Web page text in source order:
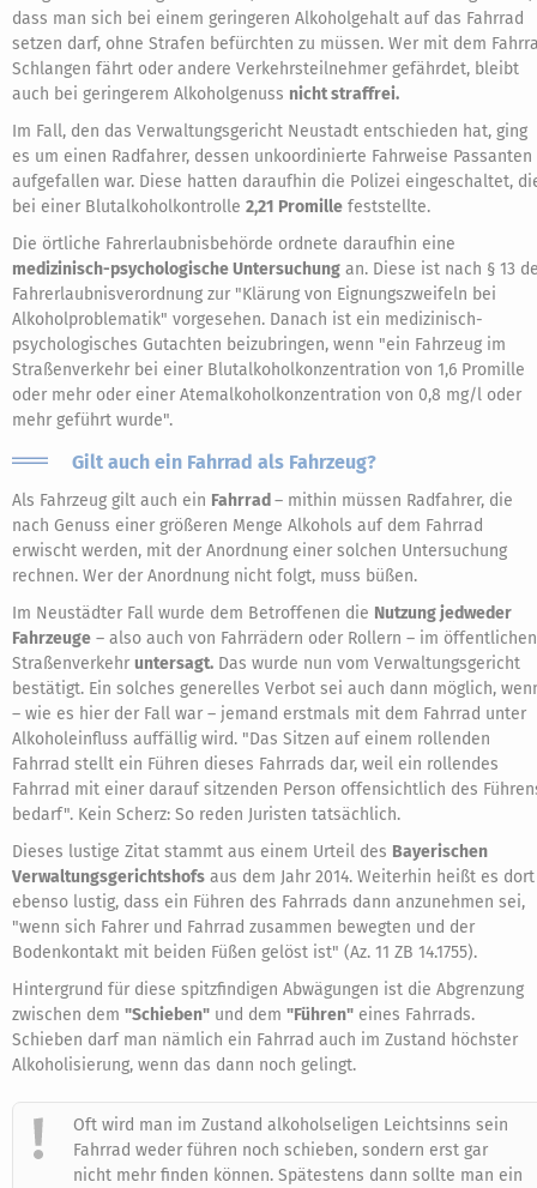
dass man sich bei einem geringeren Alkoholgehalt auf das Fahrrad
setzen darf, ohne Strafen befürchten zu müssen. Wer mit dem
Schlangen fährt oder andere Verkehrsteilnehmer gefährdet, bleibt
auch bei geringerem Alkoholgenuss nicht straffrei.
Im Fall, den das Verwaltungsgericht Neustadt entschieden hat, ging
es um einen Radfahrer, dessen unkoordinierte Fahrweise Passanten
aufgefallen war. Diese hatten daraufhin die Polizei eingeschaltet,
bei einer Blutalkoholkontrolle 2,21 Promille feststellte.
Die örtliche Fahrerlaubnisbehörde ordnete daraufhin eine
medizinisch-psychologische Untersuchung an. Diese ist nach § 13
Fahrerlaubnisverordnung zur "Klärung von Eignungszweifeln bei
Alkoholproblematik" vorgesehen. Danach ist ein medizinisch-
psychologisches Gutachten beizubringen, wenn "ein Fahrzeug im
Straßenverkehr bei einer Blutalkoholkonzentration von 1,6 Promille
oder mehr oder einer Atemalkoholkonzentration von 0,8 mg/l oder
mehr geführt wurde".
Gilt auch ein Fahrrad als Fahrzeug?
Als Fahrzeug gilt auch ein Fahrrad – mithin müssen Radfahrer, die
nach Genuss einer größeren Menge Alkohols auf dem Fahrrad
erwischt werden, mit der Anordnung einer solchen Untersuchung
rechnen. Wer der Anordnung nicht folgt, muss büßen.
Im Neustädter Fall wurde dem Betroffenen die Nutzung jedweder
Fahrzeuge – also auch von Fahrrädern oder Rollern – im öffentlichen
Straßenverkehr untersagt. Das wurde nun vom Verwaltungsgericht
bestätigt. Ein solches generelles Verbot sei auch dann möglich,
– wie es hier der Fall war – jemand erstmals mit dem Fahrrad unter
Alkoholeinfluss auffällig wird. "Das Sitzen auf einem rollenden
Fahrrad stellt ein Führen dieses Fahrrads dar, weil ein rollendes
Fahrrad mit einer darauf sitzenden Person offensichtlich des
bedarf". Kein Scherz: So reden Juristen tatsächlich.
Dieses lustige Zitat stammt aus einem Urteil des Bayerischen
Verwaltungsgerichtshofs aus dem Jahr 2014. Weiterhin heißt es dort
ebenso lustig, dass ein Führen des Fahrrads dann anzunehmen sei,
"wenn sich Fahrer und Fahrrad zusammen bewegten und der
Bodenkontakt mit beiden Füßen gelöst ist" (Az. 11 ZB 14.1755).
Hintergrund für diese spitzfindigen Abwägungen ist die Abgrenzung
zwischen dem "Schieben" und dem "Führen" eines Fahrrads.
Schieben darf man nämlich ein Fahrrad auch im Zustand höchster
Alkoholisierung, wenn das dann noch gelingt.
Oft wird man im Zustand alkoholseligen Leichtsinns sein
Fahrrad weder führen noch schieben, sondern erst gar
nicht mehr finden können. Spätestens dann sollte man ein